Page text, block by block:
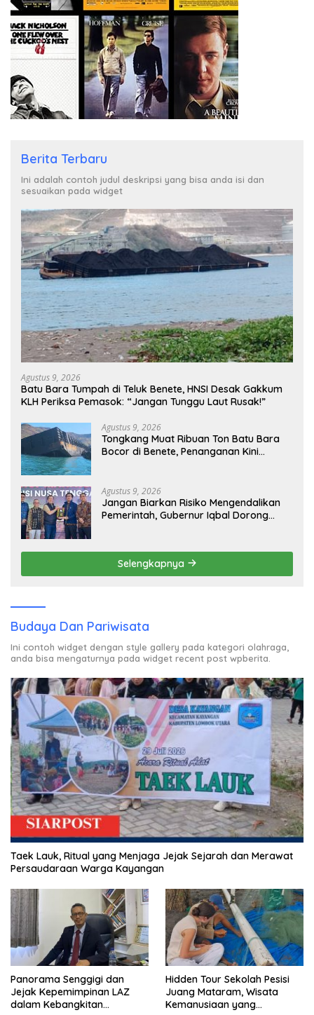
Berita Terbaru
Ini adalah contoh judul deskripsi yang bisa anda isi dan
sesuaikan pada widget
Agustus 9, 2026
Batu Bara Tumpah di Teluk Benete, HNSI Desak Gakkum
KLH Periksa Pemasok: “Jangan Tunggu Laut Rusak!”
Agustus 9, 2026
Tongkang Muat Ribuan Ton Batu Bara
Bocor di Benete, Penanganan Kini
Agustus 9, 2026
Jangan Biarkan Risiko Mengendalikan
Pemerintah, Gubernur Iqbal Dorong
Selengkapnya
Budaya Dan Pariwisata
Ini contoh widget dengan style gallery pada kategori olahraga,
anda bisa mengaturnya pada widget recent post wpberita.
Taek Lauk, Ritual yang Menjaga Jejak Sejarah dan Merawat
Persaudaraan Warga Kayangan
Panorama Senggigi dan
Jejak Kepemimpinan LAZ
dalam Kebangkitan
Hidden Tour Sekolah Pesisi
Juang Mataram, Wisata
Kemanusiaan yang